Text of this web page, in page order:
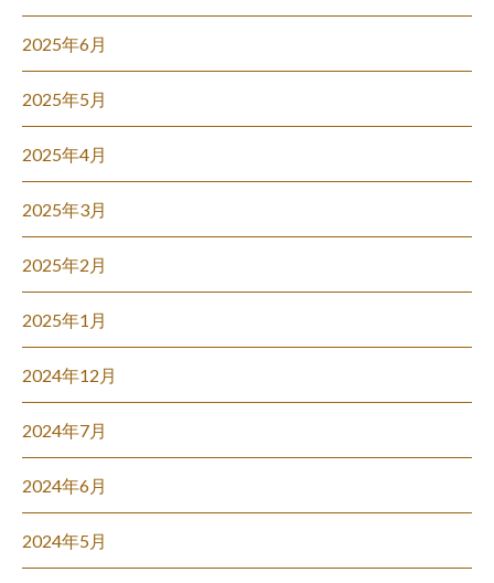
2025年6月
2025年5月
2025年4月
2025年3月
2025年2月
2025年1月
2024年12月
2024年7月
2024年6月
2024年5月